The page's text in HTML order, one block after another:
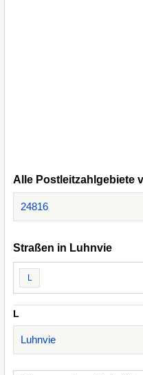
Alle Postleitzahlgebiete
24816
Straßen in Luhnvie
L
L
Luhnvie